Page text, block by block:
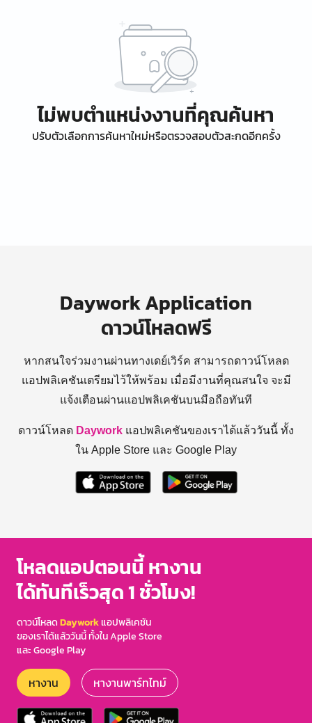
ไม่พบตำแหน่งงานที่คุณค้นหา
ปรับตัวเลือกการค้นหาใหม่หรือตรวจสอบตัวสะกดอีกครั้ง
Daywork Application
ดาวน์โหลดฟรี
หากสนใจร่วมงานผ่านทางเดย์เวิร์ค สามารถดาวน์โหลด
แอปพลิเคชันเตรียมไว้ให้พร้อม เมื่อมีงานที่คุณสนใจ จะมี
แจ้งเตือนผ่านแอปพลิเคชันบนมือถือทันที
ดาวน์โหลด Daywork แอปพลิเคชันของเราได้แล้ววันนี้ ทั้ง
ใน Apple Store และ Google Play
โหลดแอปตอนนี้ หางาน
ได้ทันทีเร็วสุด 1 ชั่วโมง!
ดาวน์โหลดDayworkแอปพลิเคชัน
ของเราได้แล้ววันนี้ ทั้งใน Apple Store
และ Google Play
หางาน หางานพาร์ทไทม์